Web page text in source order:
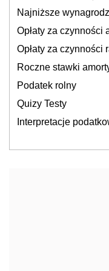
Najniższe
Opłaty za czynności
Opłaty za czynności
Roczne stawki
Podatek rolny
Quizy Testy
Interpretacje